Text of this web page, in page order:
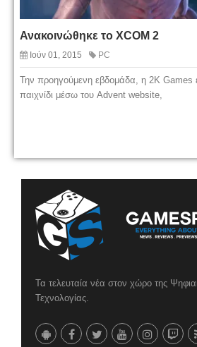
Ανακοινώθηκε το XCOM 2
Ιούν 01, 2015 PC
Την προηγούμενη εβδομάδα, η 2K Games
παιχνίδι μέσω του Advent website,
Τα τελευταία νέα στον χώρο της
Τεχνολογίας.